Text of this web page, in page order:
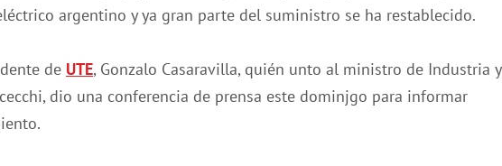
argentino y ya gran parte del suministro se ha restablecido.
de UTE, Gonzalo Casaravilla, quién unto al ministro de Industria y
dio una conferencia de prensa este dominjgo para informar